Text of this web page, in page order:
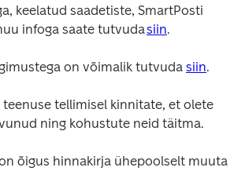
keelatud saadetiste, SmartPosti
infoga saate tutvuda siin.
on võimalik tutvuda siin.
tellimisel kinnitate, et olete
ning kohustute neid täitma.
õigus hinnakirja ühepoolselt muuta